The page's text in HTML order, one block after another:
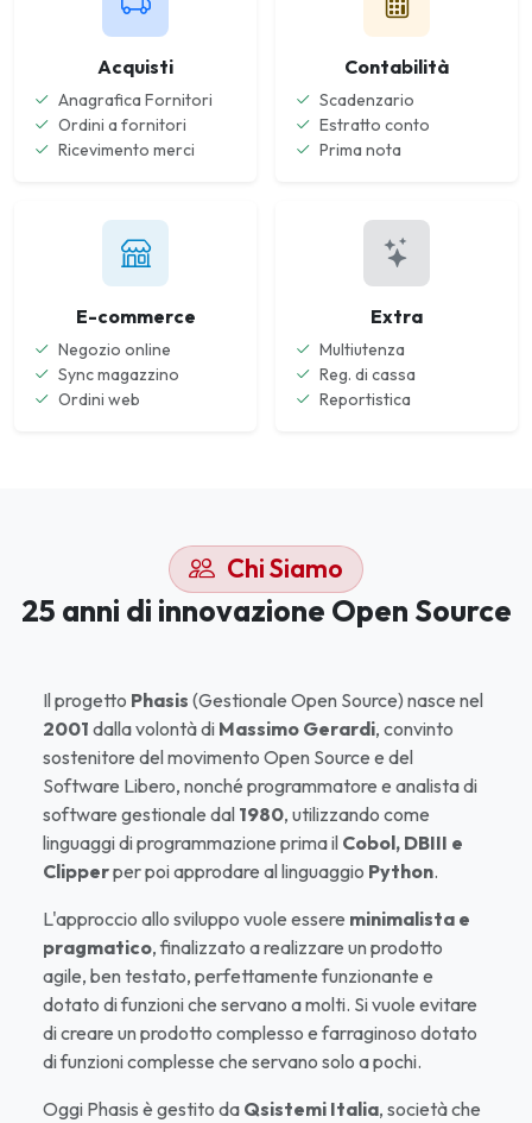
Acquisti
Anagrafica Fornitori
Ordini a fornitori
Ricevimento merci
Contabilità
Scadenzario
Estratto conto
Prima nota
E-commerce
Negozio online
Sync magazzino
Ordini web
Extra
Multiutenza
Reg. di cassa
Reportistica
Chi Siamo
25 anni di innovazione Open Source
Il progetto Phasis (Gestionale Open Source) nasce nel
2001 dalla volontà di Massimo Gerardi, convinto
sostenitore del movimento Open Source e del
Software Libero, nonché programmatore e analista di
software gestionale dal 1980, utilizzando come
linguaggi di programmazione prima il Cobol, DBIII e
Clipperper poi approdare al linguaggio Python.
L'approccio allo sviluppo vuole essere minimalista e
pragmatico, finalizzato a realizzare un prodotto
agile, ben testato, perfettamente funzionante e
dotato di funzioni che servano a molti. Si vuole evitare
di creare un prodotto complesso e farraginoso dotato
di funzioni complesse che servano solo a pochi.
Oggi Phasis è gestito da Qsistemi Italia, società che